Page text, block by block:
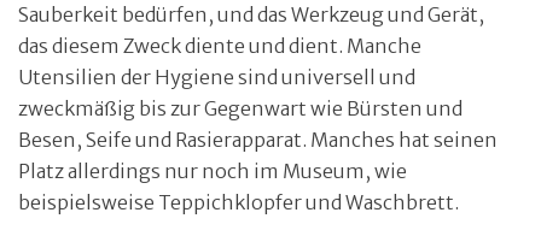
Sauberkeit bedürfen, und das Werkzeug und Gerät,
das diesem Zweck diente und dient. Manche
Utensilien der Hygiene sind universell und
zweckmäßig bis zur Gegenwart wie Bürsten und
Besen, Seife und Rasierapparat. Manches hat seinen
Platz allerdings nur noch im Museum, wie
beispielsweise Teppichklopfer und Waschbrett.